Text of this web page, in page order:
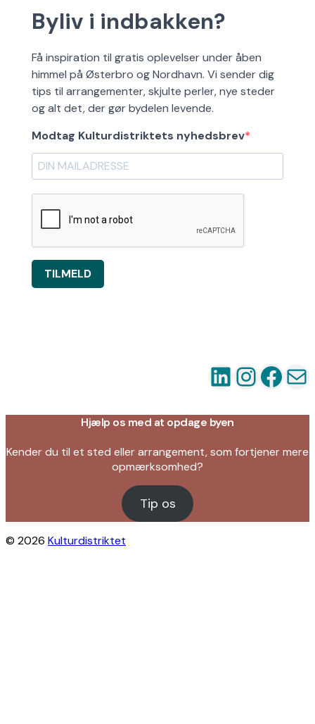
Byliv i indbakken?
Få inspiration til gratis oplevelser under åben
himmel på Østerbro og Nordhavn. Vi sender dig
tips til arrangementer, skjulte perler, nye steder
og alt det, der gør bydelen levende.
Modtag Kulturdistriktets nyhedsbrev
TILMELD
LinkedIn
Hjælp os med at opdage byen
Kender du til et sted eller arrangement, som fortjener mere
opmærksomhed?
Tip os
© 2026 Kulturdistriktet